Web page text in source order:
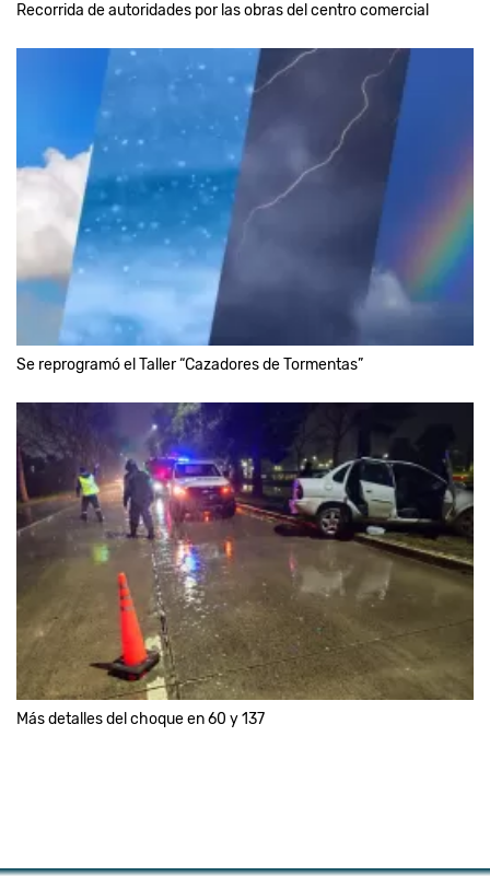
Recorrida de autoridades por las obras del centro comercial
Se reprogramó el Taller “Cazadores de Tormentas”
Más detalles del choque en 60 y 137